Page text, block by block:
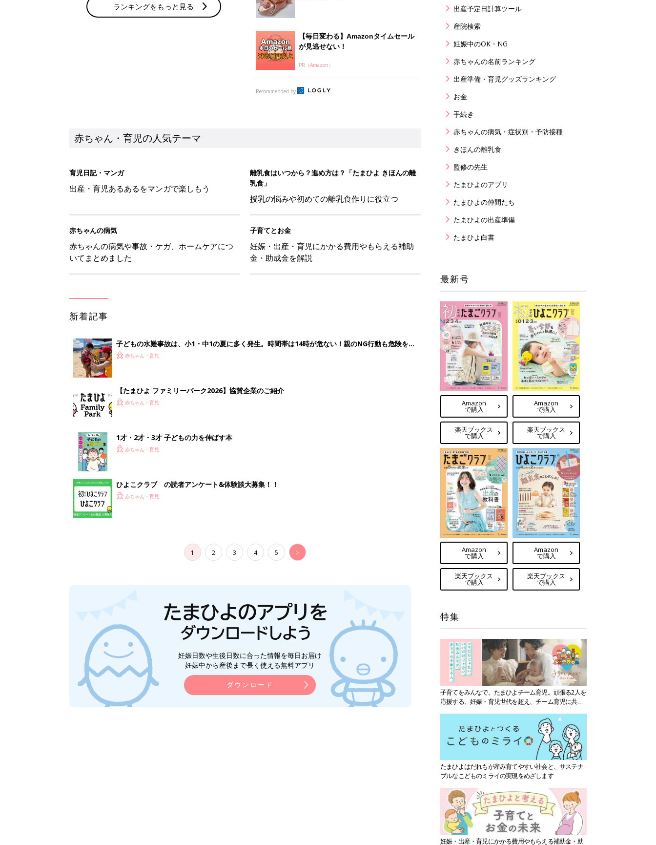
ランキングをもっと見る
【毎日変わる】Amazonタイムセール
が見逃せない！
PR（Amazon）
Recommended by
赤ちゃん・育児の人気テーマ
育児日記・マンガ
出産・育児あるあるをマンガで楽しもう
離乳食はいつから？進め方は？「たまひよ きほんの離
乳食」
授乳の悩みや初めての離乳食作りに役立つ
赤ちゃんの病気
赤ちゃんの病気や事故・ケガ、ホームケアにつ
いてまとめました
子育てとお金
妊娠・出産・育児にかかる費用やもらえる補助
金・助成金を解説
新着記事
子どもの水難事故は、小1・中1の夏に多く発生。時間帯は14時が危ない！親のNG行動も危険をま
ねく【専門家】
赤ちゃん・育児
【たまひよ ファミリーパーク2026】協賛企業のご紹介
赤ちゃん・育児
1才・2才・3才 子どもの力を伸ばす本
赤ちゃん・育児
ひよこクラブ の読者アンケート&体験談大募集！！
赤ちゃん・育児
1 2 3 4 5 >
妊娠日数や生後日数に合った情報を毎日お届け
妊娠中から産後まで長く使える無料アプリ
ダウンロード
出産予定日計算ツール
産院検索
妊娠中のOK・NG
赤ちゃんの名前ランキング
出産準備・育児グッズランキング
お金
手続き
赤ちゃんの病気・症状別・予防接種
きほんの離乳食
監修の先生
たまひよのアプリ
たまひよの仲間たち
たまひよの出産準備
たまひよ白書
最新号
Amazon
で購入
楽天ブックス
で購入
Amazon
で購入
楽天ブックス
で購入
Amazon
で購入
楽天ブックス
で購入
Amazon
で購入
楽天ブックス
で購入
特集
子育てをみんなで。たまひよチーム育児。頑張る2人を
応援する、妊娠・育児世代を超え、チーム育児に共感
たまひよはだれもが産み育てやすい社会と、サステナ
ブルなこどものミライの実現をめざします
妊娠・出産・育児にかかる費用やもらえる補助金・助